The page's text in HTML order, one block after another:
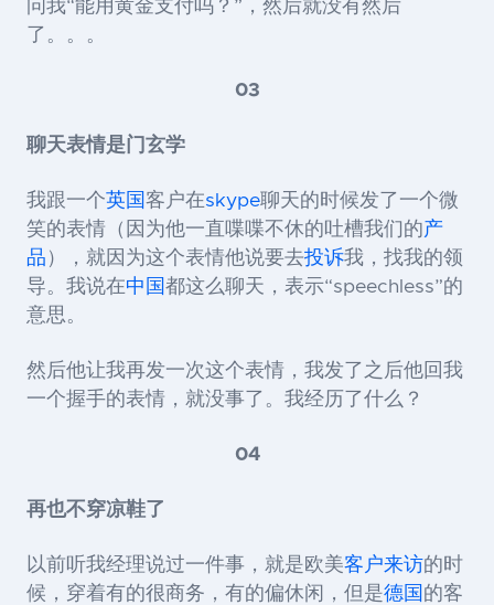
问我“能用黄金支付吗？”，然后就没有然后
了。。。
03
聊天表情是门玄学
我跟一个英国客户在skype聊天的时候发了一个微
笑的表情（因为他一直喋喋不休的吐槽我们的产
品 ），就因为这个表情他说要去投诉我，找我的领
导。我说在中国都这么聊天，表示“speechless”的
意思。
然后他让我再发一次这个表情，我发了之后他回我
一个握手的表情，就没事了。我经历了什么？
04
再也不穿凉鞋了
以前听我经理说过一件事，就是欧美客户来访的时
候，穿着有的很商务，有的偏休闲，但是德国 的客